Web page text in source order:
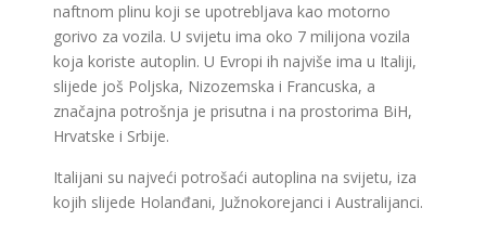
naftnom plinu koji se upotrebljava kao motorno
gorivo za vozila. U svijetu ima oko 7 milijona vozila
koja koriste autoplin. U Evropi ih najviše ima u Italiji,
slijede još Poljska, Nizozemska i Francuska, a
značajna potrošnja je prisutna i na prostorima BiH,
Hrvatske i Srbije.
Italijani su najveći potrošaći autoplina na svijetu, iza
kojih slijede Holanđani, Južnokorejanci i Australijanci.